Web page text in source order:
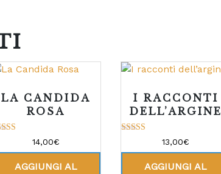
LA CANDIDA
ROSA
5
14,00€
AGGIUNGI AL
I RACCONTI
DELL’ARGINE
su 5
13,00€
AGGIUNGI AL